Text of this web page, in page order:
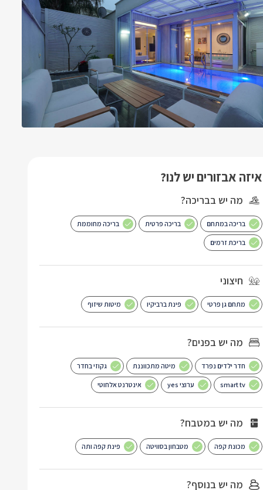
איזה אבזורים יש לנו?
מה יש בבריכה?
בריכה במתחם בריכה פרטית בריכה מחוממת
בריכת זרמים
חיצוני
מתחם גן פרטי פינת ברביקיו מיטות שיזוף
מה יש בפנים?
חדר ילדים נפרד מיטה מתכווננת גקוזי בחדר
smart tv ערוצי yes אינטרנט אלחוטי
מה יש במטבח?
מכונת קפה מטבחון בסוויטה פינת קפה ותה
מה יש בנוסף?